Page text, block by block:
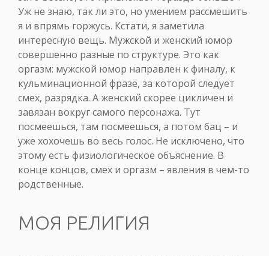
Уж не знаю, так ли это, но умением рассмешить
я и впрямь горжусь. Кстати, я заметила
интересную вещь. Мужской и женский юмор
совершенно разные по структуре. Это как
оргазм: мужской юмор направлен к финалу, к
кульминационной фразе, за которой следует
смех, разрядка. А женский скорее цикличен и
завязан вокруг самого персонажа. Тут
посмеешься, там посмеешься, а потом бац – и
уже хохочешь во весь голос. Не исключено, что
этому есть физиологическое объяснение. В
конце концов, смех и оргазм – явления в чем-то
родственные.
МОЯ РЕЛИГИЯ